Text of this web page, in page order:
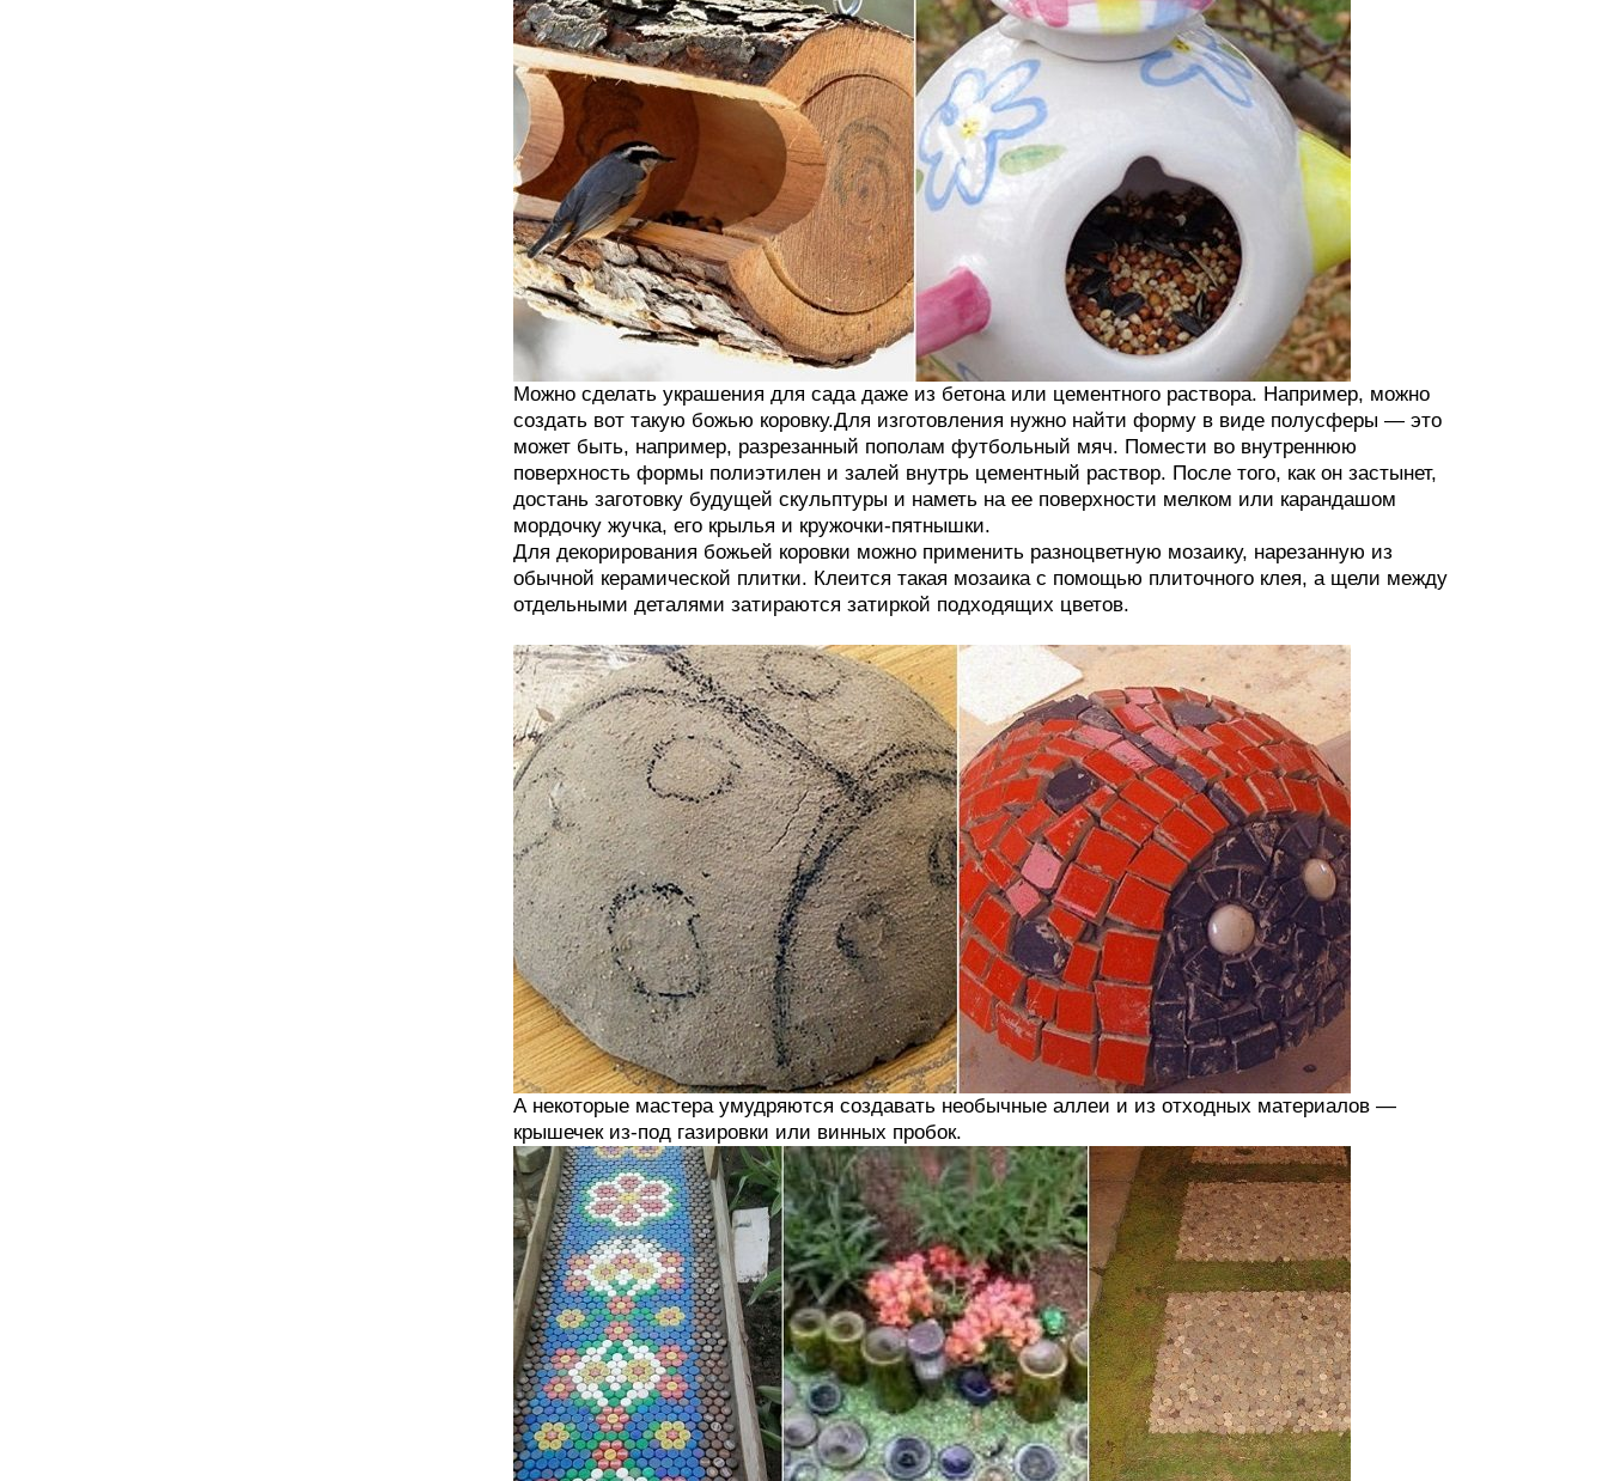
Можно сделать украшения для сада даже из бетона или цементного раствора. Например, можно
создать вот такую божью коровку.Для изготовления нужно найти форму в виде полусферы — это
может быть, например, разрезанный пополам футбольный мяч. Помести во внутреннюю
поверхность формы полиэтилен и залей внутрь цементный раствор. После того, как он застынет,
достань заготовку будущей скульптуры и наметь на ее поверхности мелком или карандашом
мордочку жучка, его крылья и кружочки-пятнышки.
Для декорирования божьей коровки можно применить разноцветную мозаику, нарезанную из
обычной керамической плитки. Клеится такая мозаика с помощью плиточного клея, а щели между
отдельными деталями затираются затиркой подходящих цветов.
А некоторые мастера умудряются создавать необычные аллеи и из отходных материалов —
крышечек из-под газировки или винных пробок.